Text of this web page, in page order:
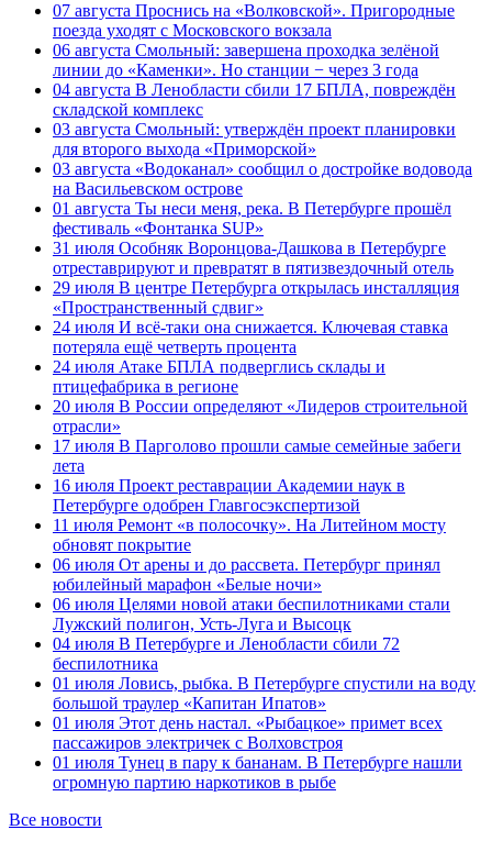
07 августа Проснись на «Волковской». Пригородные
поезда уходят с Московского вокзала
06 августа Смольный: завершена проходка зелёной
линии до «Каменки». Но станции − через 3 года
04 августа В Ленобласти сбили 17 БПЛА, повреждён
складской комплекс
03 августа Смольный: утверждён проект планировки
для второго выхода «Приморской»
03 августа «Водоканал» сообщил о достройке водовода
на Васильевском острове
01 августа Ты неси меня, река. В Петербурге прошёл
фестиваль «Фонтанка SUP»
31 июля Особняк Воронцова-Дашкова в Петербурге
отреставрируют и превратят в пятизвездочный отель
29 июля В центре Петербурга открылась инсталляция
«Пространственный сдвиг»
24 июля И всё-таки она снижается. Ключевая ставка
потеряла ещё четверть процента
24 июля Атаке БПЛА подверглись склады и
птицефабрика в регионе
20 июля В России определяют «Лидеров строительной
отрасли»
17 июля В Парголово прошли самые семейные забеги
лета
16 июля Проект реставрации Академии наук в
Петербурге одобрен Главгосэкспертизой
11 июля Ремонт «в полосочку». На Литейном мосту
обновят покрытие
06 июля От арены и до рассвета. Петербург принял
юбилейный марафон «Белые ночи»
06 июля Целями новой атаки беспилотниками стали
Лужский полигон, Усть-Луга и Высоцк
04 июля В Петербурге и Ленобласти сбили 72
беспилотника
01 июля Ловись, рыбка. В Петербурге спустили на воду
большой траулер «Капитан Ипатов»
01 июля Этот день настал. «Рыбацкое» примет всех
пассажиров электричек с Волховстроя
01 июля Тунец в пару к бананам. В Петербурге нашли
огромную партию наркотиков в рыбе
Все новости